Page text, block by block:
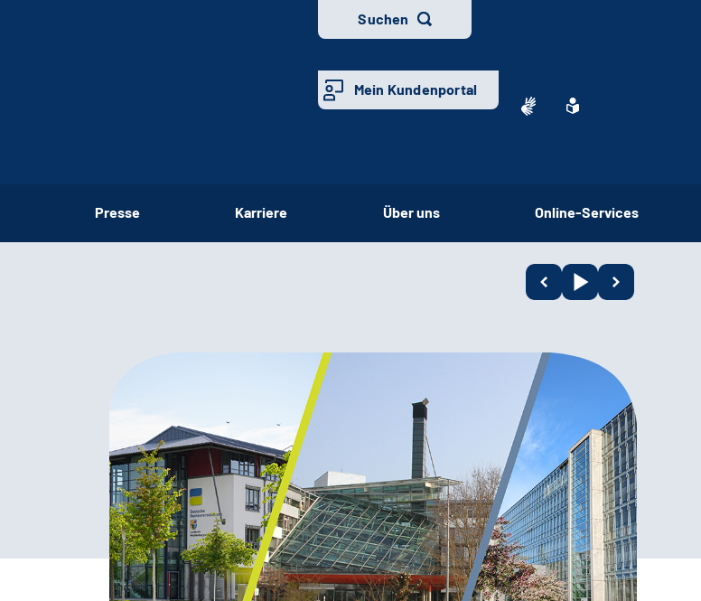
Suchen
Mein Kundenportal
Presse Karriere Über uns Online-Services